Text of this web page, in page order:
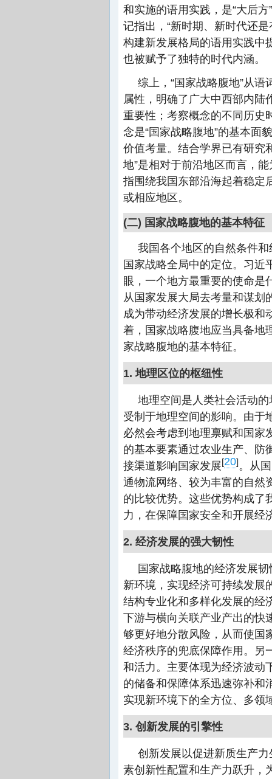
和实施的语用实践，是“大后
记指出，“新时期、新时代还
构建新发展格局的语用实践中
也被赋予了独特的时代内涵。
综上，“国家战略腹地”从
属性，明确了广大中西部内陆
重要性；考察概念的不同历史
念是“国家战略腹地”的基本面
价值考量。结合学界已有研究
地”是相对于前沿地区而言，
指围绕我国东部沿海起着稳定
或相应地区。
(二) 国家战略腹地的基本特征
我国各个地区的自然条件
国家战略全局中的定位。习近
眼，一个地方最重要的使命是
从国家发展大局去考量和谋划
成为带动经济发展的增长极和
着，国家战略腹地应当具备地
家战略腹地的基本特征。
1. 地理区位的枢纽性
地理空间是人类社会活动
受制于地理空间的影响。由于
必然会考虑到地理禀赋和国家
的基本要素通过农业生产、防
接渠道影响国家发展[20]。从
通物流网络、较为丰富的自然
的比较优势。这些优势构成了
力，在保障国家安全和开展经
2. 经济发展的强大韧性
国家战略腹地的经济发展
新环境，实现经济可持续发展
结构专业化和多样化发展的经
下游与横向关联产业产出的快
够更好地分散风险，从而使国
经济秩序的兜底保障作用。另
和活力。主要体现为经济波动
的储备和保障体系迅速弥补和
实现新环境下的全方位、多领
3. 创新发展的引擎性
创新发展以促进新质生产
素创新性配置和生产力跃升，